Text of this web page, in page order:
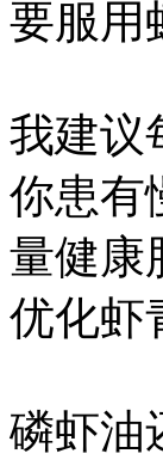
要服用
我建议
你患有
量健康
优化虾
磷虾油